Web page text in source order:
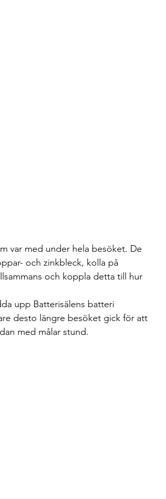
var med under hela besöket. De
och zinkbleck, kolla på
och koppla detta till hur
upp Batterisälens batteri
desto längre besöket gick för att
med målar stund.